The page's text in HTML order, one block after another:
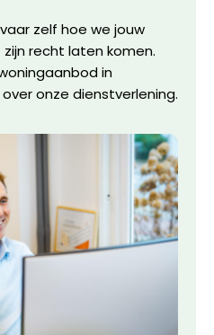
zelf hoe we jouw
recht laten komen.
in
onze dienstverlening.